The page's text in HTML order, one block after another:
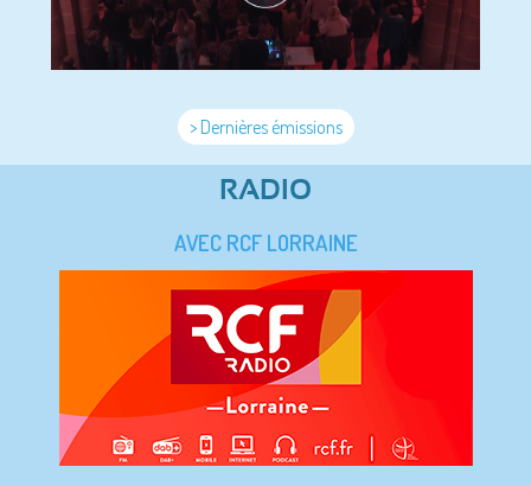
> Dernières émissions
RADIO
AVEC RCF LORRAINE